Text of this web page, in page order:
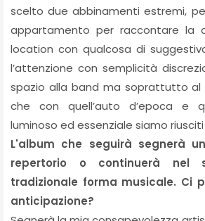
scelto due abbinamenti estremi,
appartamento per raccontare la
location con qualcosa di
l’attenzione con semplicità
spazio alla band ma soprattutto al
che con quell’auto d’epoca e
luminoso ed essenziale siamo riusciti
L'album che seguirà segnerà
repertorio o continuerà nel
tradizionale forma musicale. Ci
anticipazione?